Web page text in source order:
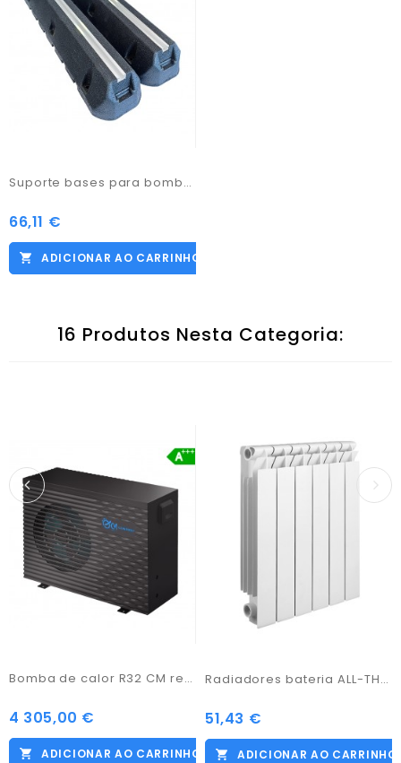
Suporte bases para bomba calor 600x130x95
Preço
66,11 €
ADICIONAR AO CARRINHO
16 Produtos Nesta Categoria:
Bomba de calor R32 CM representações 20KW Trif.
Preço
4 305,00 €
ADICIONAR AO CARRINHO
Radiadores bateria ALL-THERM
Preço
51,43 €
ADICIONAR AO CARRINHO